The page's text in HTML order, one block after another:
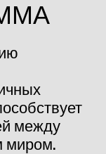
между
миром.